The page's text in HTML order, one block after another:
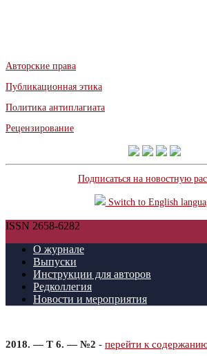
Авторские права
Публикационная этика
Политика антиплагиата
Рецензирование
Подписаться на новостную
Switch to English
ISSN 2658-6282
О журнале
Выпуски
Инструкции для авторов
Редколлегия
Новости и мероприятия
2018. — Т 6. — №2 - перейти к